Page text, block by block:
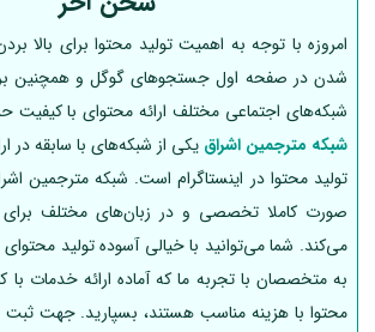
امروزه با توجه به اهمیت تولید محتوا برای بالا
شدن در صفحه اول جستجوهای گوگل و همچنین
شبکه‌های اجتماعی مختلف ارائه محتوای با
شبکه مترجمین اشراق یکی از شبکه‌های با سابقه
تولید محتوا در اینستاگرام است. شبکه مترجمین
صورت کاملا تخصصی و در زبان‌های مختلف برای
می‌کند. شما می‌توانید با خیالی آسوده تولید محتوای
به متخصصان با تجربه ما که آماده ارائه خدمات با
محتوا با هزینه مناسب هستند، بسپارید. جهت